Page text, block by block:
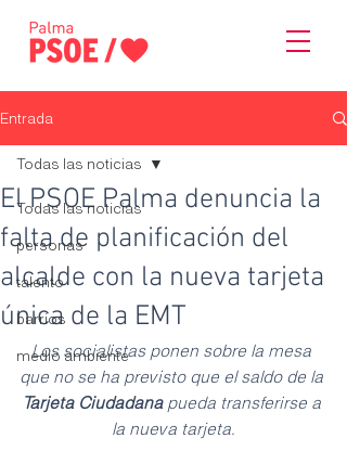
Entrada
Todas las noticias
personas
talento
barrios
medio ambiente
Todas las noticias
El PSOE Palma denuncia la
falta de planificación del
alcalde con la nueva tarjeta
única de la EMT
Los socialistas ponen sobre la mesa
que no se ha previsto que el saldo de la
Tarjeta Ciudadana pueda transferirse a
la nueva tarjeta.